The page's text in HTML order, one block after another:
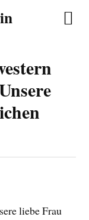
liebe Frau